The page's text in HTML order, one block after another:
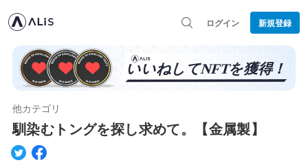
ログイン 新規登録
他カテゴリ
馴染むトングを探し求めて。【金属製】